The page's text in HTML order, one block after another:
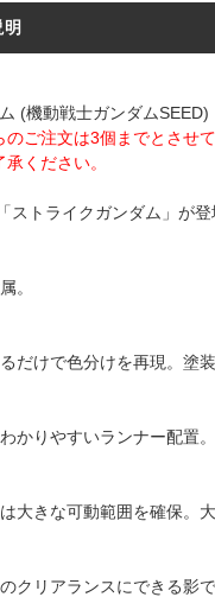
(機動戦士ガンダム
ご注文は3個までとさせ
ください。
トライクガンダム」が登
。
だけで色分けを再現。塗
かりやすいランナー配置
大きな可動範囲を確保。
クリアランスにできる影で